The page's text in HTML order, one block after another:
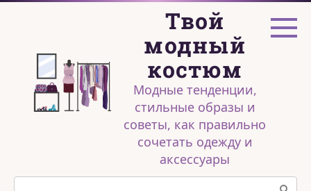
Перейти
Твой
модный
костюм
Модные тенденции,
стильные образы и
советы, как правильно
сочетать одежду и
аксессуары
Поиск: